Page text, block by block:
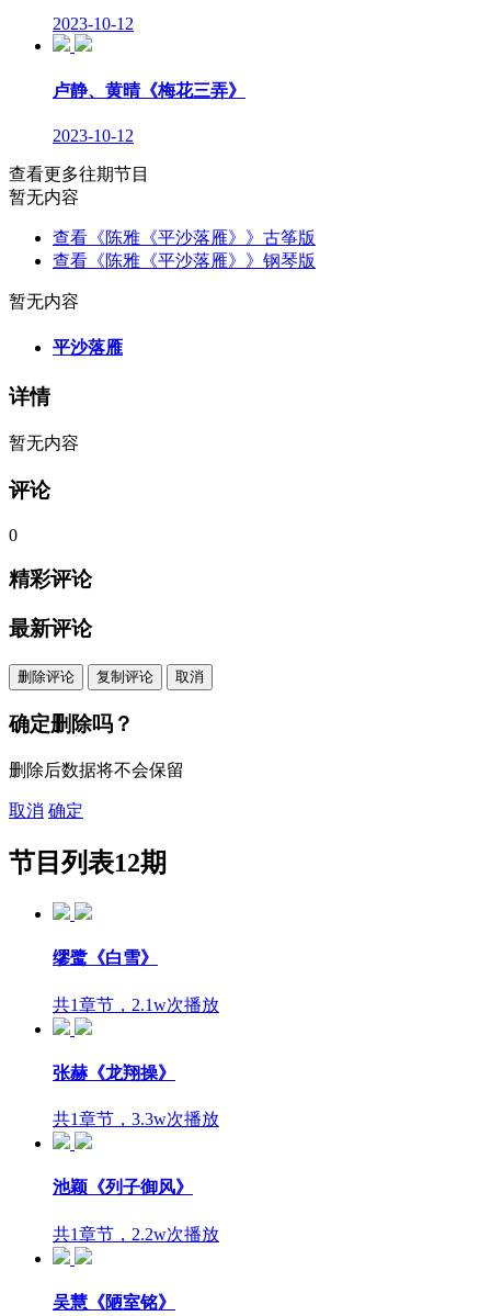
2023-10-12
卢静、黄晴《梅花三弄》
2023-10-12
查看更多往期节目
暂无内容
查看《陈雅《平沙落雁》》古筝版
查看《陈雅《平沙落雁》》钢琴版
暂无内容
平沙落雁
详情
暂无内容
评论
0
精彩评论
最新评论
删除评论 复制评论 取消
确定删除吗？
删除后数据将不会保留
取消 确定
节目列表12期
缪鹭《白雪》
共1章节，2.1w次播放
张赫《龙翔操》
共1章节，3.3w次播放
池颖《列子御风》
共1章节，2.2w次播放
吴慧《陋室铭》